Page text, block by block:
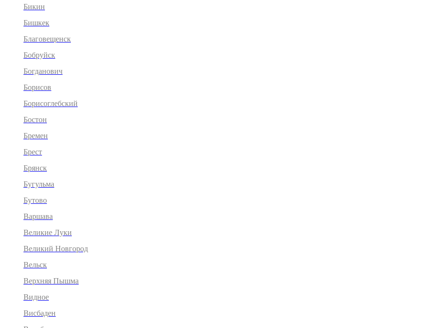
Бикин
Бишкек
Благовещенск
Бобруйск
Богданович
Борисов
Борисоглебский
Бостон
Бремен
Брест
Брянск
Бугульма
Бутово
Варшава
Великие Луки
Великий Новгород
Вельск
Верхняя Пышма
Видное
Висбаден